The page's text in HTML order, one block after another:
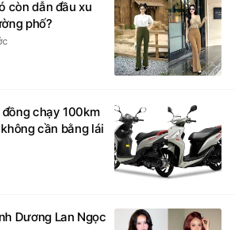
còn dẫn đầu xu
phố?
chạy 100km
cần bằng lái
Dương Lan Ngọc